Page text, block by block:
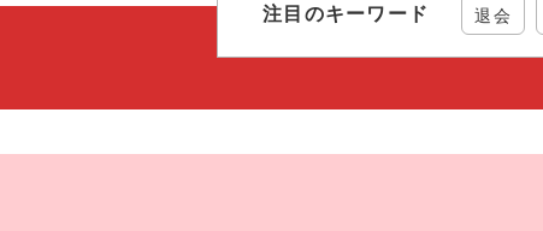
注目のキーワード 退会